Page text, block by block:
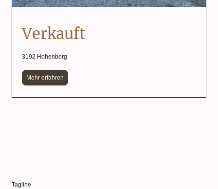
Verkauft
3192 Hohenberg
Mehr erfahren
Tagline